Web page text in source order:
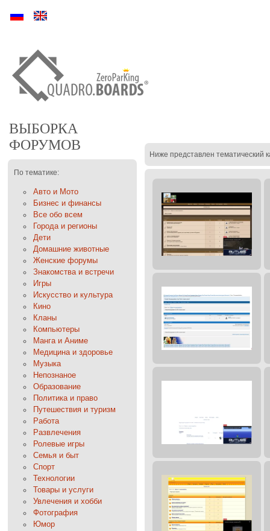
Ру En
ВЫБОРКА
ФОРУМОВ
По тематике:
Авто и Мото
Бизнес и финансы
Все обо всем
Города и регионы
Дети
Домашние животные
Женские форумы
Знакомства и встречи
Игры
Искусство и культура
Кино
Кланы
Компьютеры
Манга и Аниме
Медицина и здоровье
Музыка
Непознаное
Образование
Политика и право
Путешествия и туризм
Работа
Развлечения
Ролевые игры
Семья и быт
Спорт
Технологии
Товары и услуги
Увлечения и хобби
Фотография
Юмор
Ниже представлен тематический